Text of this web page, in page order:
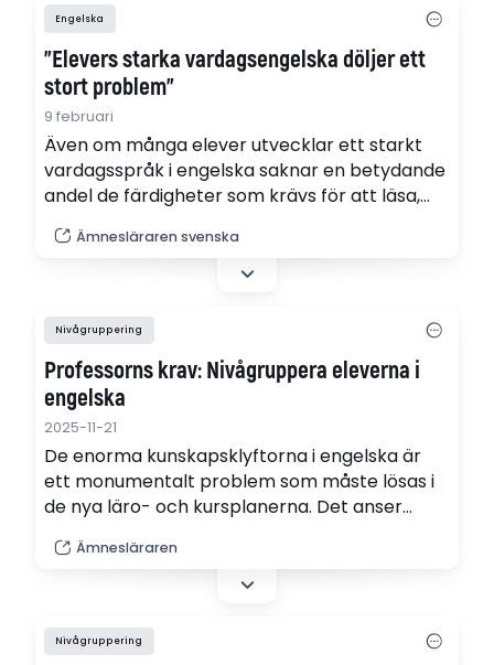
Engelska
"Elevers starka vardagsengelska döljer ett
stort problem"
9 februari
Även om många elever utvecklar ett starkt
vardagsspråk i engelska saknar en betydande
andel de färdigheter som krävs för att läsa,
skriver engelskläraren Kim Gusic.
Ämnesläraren svenska
Nivågruppering
Professorns krav: Nivågruppera eleverna i
engelska
2025-11-21
De enorma kunskapsklyftorna i engelska är
ett monumentalt problem som måste lösas i
de nya läro- och kursplanerna. Det anser
Ämneslärarens granskning.
Ämnesläraren
Nivågruppering